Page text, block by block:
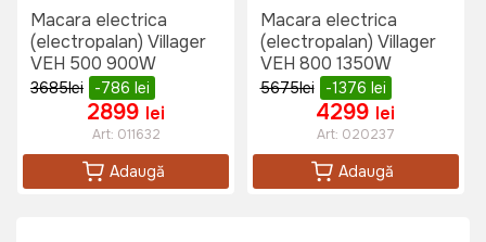
Macara electrica
(electropalan) Villager
VEH 500 900W
3685lei -786 lei
2899 lei
Art: 011632
Adaugă
Macara electrica
(electropalan) Villager
VEH 800 1350W
5675lei -1376 lei
4299 lei
Art: 020237
Adaugă